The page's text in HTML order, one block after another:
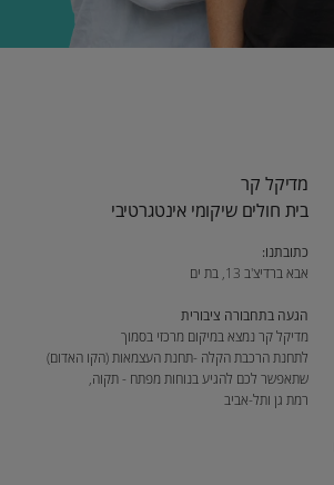
מדיקל קר
בית חולים שיקומי אינטגרטיבי
כתובתנו:
אבא ברדיצ'ב 13, בת ים
הגעה בתחבורה ציבורית
מדיקל קר נמצא במיקום מרכזי בסמוך
לתחנת הרכבת הקלה -תחנת העצמאות (הקו האדום)
שתאפשר לכם להגיע בנוחות מפתח - תקוה,
רמת גן ותל-אביב